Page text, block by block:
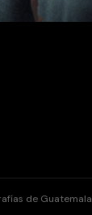
de Guatemala